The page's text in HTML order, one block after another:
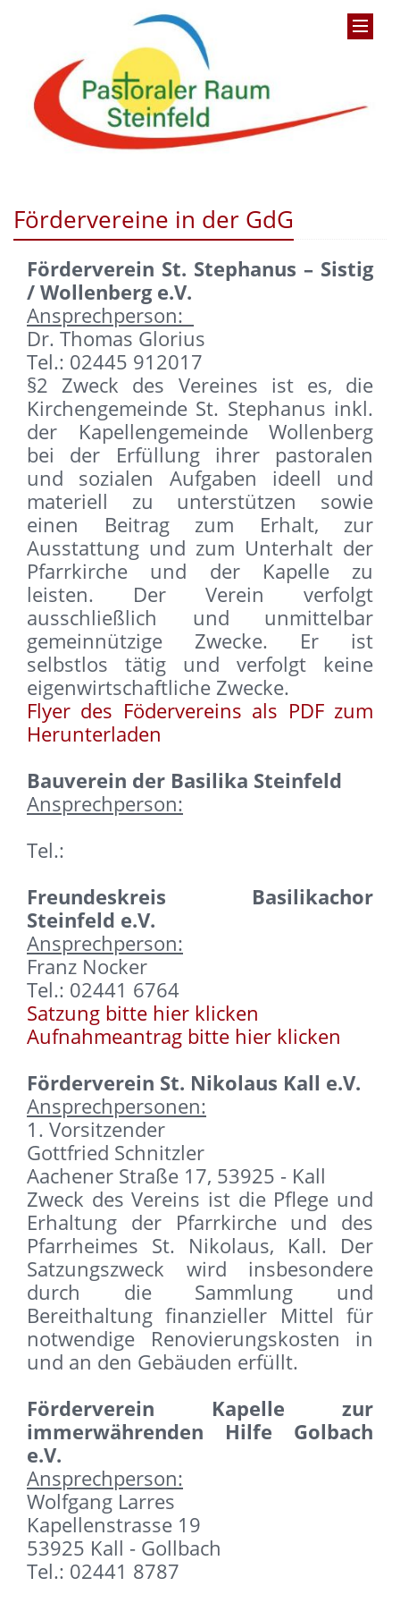
Fördervereine in der GdG
Förderverein St. Stephanus – Sistig
/ Wollenberg e.V.
Ansprechperson:
Dr. Thomas Glorius
Tel.: 02445 912017
§2 Zweck des Vereines ist es, die
Kirchengemeinde St. Stephanus inkl.
der Kapellengemeinde Wollenberg
bei der Erfüllung ihrer pastoralen
und sozialen Aufgaben ideell und
materiell zu unterstützen sowie
einen Beitrag zum Erhalt, zur
Ausstattung und zum Unterhalt der
Pfarrkirche und der Kapelle zu
leisten. Der Verein verfolgt
ausschließlich und unmittelbar
gemeinnützige Zwecke. Er ist
selbstlos tätig und verfolgt keine
eigenwirtschaftliche Zwecke.
Flyer des Födervereins als PDF zum
Herunterladen
Bauverein der Basilika Steinfeld
Ansprechperson:
Tel.:
Freundeskreis Basilikachor
Steinfeld e.V.
Ansprechperson:
Franz Nocker
Tel.: 02441 6764
Satzung bitte hier klicken
Aufnahmeantrag bitte hier klicken
Förderverein St. Nikolaus Kall e.V.
Ansprechpersonen:
1. Vorsitzender
Gottfried Schnitzler
Aachener Straße 17, 53925 - Kall
Zweck des Vereins ist die Pflege und
Erhaltung der Pfarrkirche und des
Pfarrheimes St. Nikolaus, Kall. Der
Satzungszweck wird insbesondere
durch die Sammlung und
Bereithaltung finanzieller Mittel für
notwendige Renovierungskosten in
und an den Gebäuden erfüllt.
Förderverein Kapelle zur
immerwährenden Hilfe Golbach
e.V.
Ansprechperson:
Wolfgang Larres
Kapellenstrasse 19
53925 Kall - Gollbach
Tel.: 02441 8787